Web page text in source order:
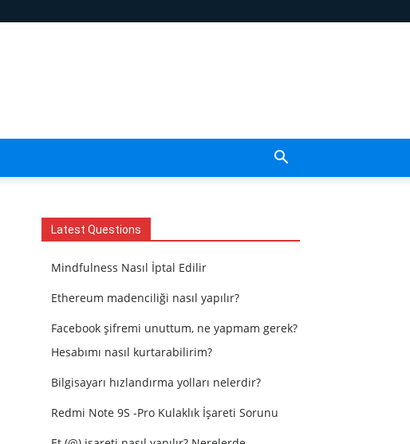
Latest Questions
Mindfulness Nasıl İptal Edilir
Ethereum madenciliği nasıl yapılır?
Facebook şifremi unuttum, ne yapmam gerek?
Hesabımı nasıl kurtarabilirim?
Bilgisayarı hızlandırma yolları nelerdir?
Redmi Note 9S -Pro Kulaklık İşareti Sorunu